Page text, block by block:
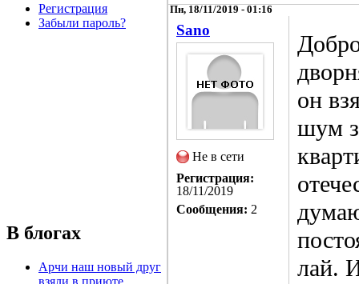
Регистрация
Забыли пароль?
В блогах
Арчи наш новый друг
взяли в приюте
Пн, 18/11/2019 - 01:16
Sano
Не в сети
Регистрация:
18/11/2019
Сообщения: 2
он
шум
лай.